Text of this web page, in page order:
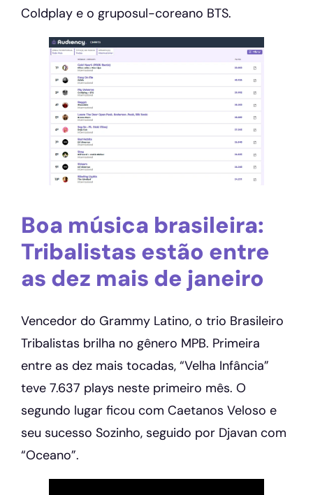
Coldplay e o gruposul-coreano BTS.
Boa música brasileira:
Tribalistas estão entre
as dez mais de janeiro
Vencedor do Grammy Latino, o trio Brasileiro
Tribalistas brilha no gênero MPB. Primeira
entre as dez mais tocadas, “Velha Infância”
teve 7.637 plays neste primeiro mês. O
segundo lugar ficou com Caetanos Veloso e
seu sucesso Sozinho, seguido por Djavan com
“Oceano”.